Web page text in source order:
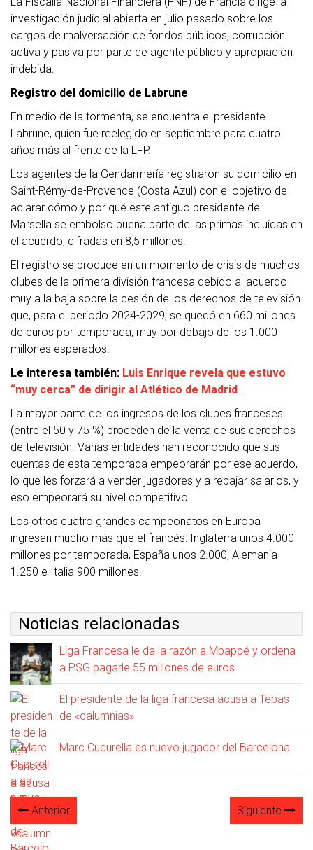
investigación judicial abierta en julio pasado sobre los
cargos de malversación de fondos públicos, corrupción
activa y pasiva por parte de agente público y apropiación
indebida.
Registro del domicilio de Labrune
En medio de la tormenta, se encuentra el presidente
Labrune, quien fue reelegido en septiembre para cuatro
años más al frente de la LFP.
Los agentes de la Gendarmería registraron su domicilio en
Saint-Rémy-de-Provence (Costa Azul) con el objetivo de
aclarar cómo y por qué este antiguo presidente del
Marsella se embolso buena parte de las primas incluidas en
el acuerdo, cifradas en 8,5 millones.
El registro se produce en un momento de crisis de muchos
clubes de la primera división francesa debido al acuerdo
muy a la baja sobre la cesión de los derechos de televisión
que, para el periodo 2024-2029, se quedó en 660 millones
de euros por temporada, muy por debajo de los 1.000
millones esperados.
Le interesa también: Luis Enrique revela que estuvo
“muy cerca” de dirigir al Atlético de Madrid
La mayor parte de los ingresos de los clubes franceses
(entre el 50 y 75 %) proceden de la venta de sus derechos
de televisión. Varias entidades han reconocido que sus
cuentas de esta temporada empeorarán por ese acuerdo,
lo que les forzará a vender jugadores y a rebajar salarios, y
eso empeorará su nivel competitivo.
Los otros cuatro grandes campeonatos en Europa
ingresan mucho más que el francés: Inglaterra unos 4.000
millones por temporada, España unos 2.000, Alemania
1.250 e Italia 900 millones.
Noticias relacionadas
Liga Francesa le da la razón a Mbappé y ordena
a PSG pagarle 55 millones de euros
El presidente de la liga francesa acusa a Tebas
de «calumnias»
Marc Cucurella es nuevo jugador del Barcelona
Anterior Siguiente